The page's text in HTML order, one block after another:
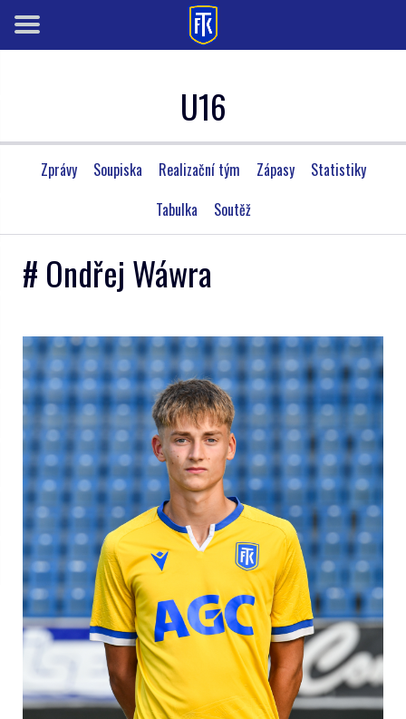
U16
Zprávy Soupiska Realizační tým Zápasy
Statistiky
Tabulka
Soutěž
# Ondřej Wáwra